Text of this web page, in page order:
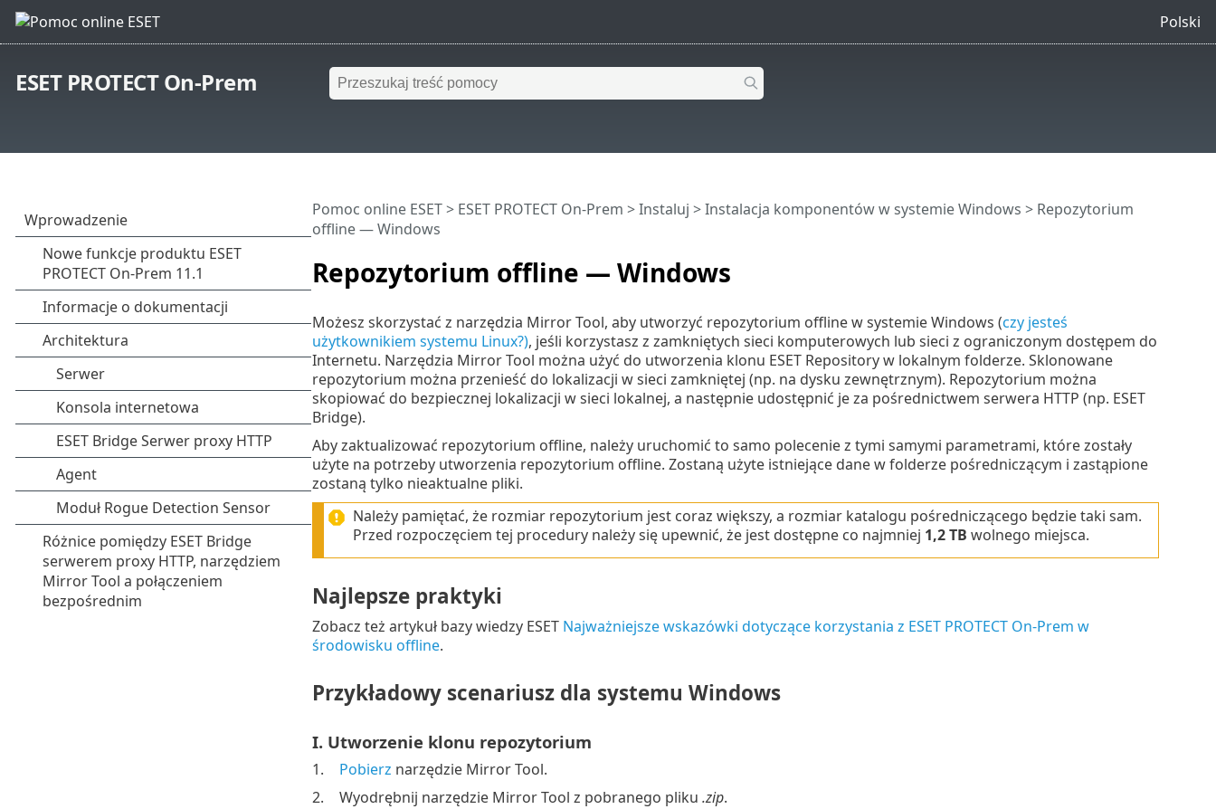
Polski
ESET PROTECT On-Prem
Repozytorium offline — Windows
Pomoc online ESET> ESET PROTECT On-Prem >Instaluj >Instalacja komponentów w systemie Windows > Repozytorium
offline — Windows
Możesz skorzystać z narzędzia Mirror Tool, aby utworzyć repozytorium offline w systemie Windows (czy jesteś
użytkownikiem systemu Linux?), jeśli korzystasz z zamkniętych sieci komputerowych lub sieci z ograniczonym dostępem do
Internetu. Narzędzia Mirror Tool można użyć do utworzenia klonu ESET Repository w lokalnym folderze. Sklonowane
repozytorium można przenieść do lokalizacji w sieci zamkniętej (np. na dysku zewnętrznym). Repozytorium można
skopiować do bezpiecznej lokalizacji w sieci lokalnej, a następnie udostępnić je za pośrednictwem serwera HTTP (np. ESET
Bridge).
Aby zaktualizować repozytorium offline, należy uruchomić to samo polecenie z tymi samymi parametrami, które zostały
użyte na potrzeby utworzenia repozytorium offline. Zostaną użyte istniejące dane w folderze pośredniczącym i zastąpione
zostaną tylko nieaktualne pliki.
Należy pamiętać, że rozmiar repozytorium jest coraz większy, a rozmiar katalogu pośredniczącego będzie taki sam.
Przed rozpoczęciem tej procedury należy się upewnić, że jest dostępne co najmniej 1,2 TB wolnego miejsca.
Najlepsze praktyki
Zobacz też artykuł bazy wiedzy ESET Najważniejsze wskazówki dotyczące korzystania z ESET PROTECT On-Prem w
środowisku offline.
Przykładowy scenariusz dla systemu Windows
I. Utworzenie klonu repozytorium
1. Pobierz narzędzie Mirror Tool.
2.
Wyodrębnij narzędzie Mirror Tool z pobranego pliku .zip.